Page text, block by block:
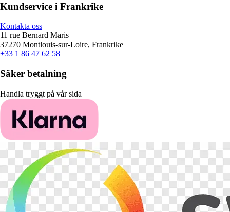
Kundservice i Frankrike
Kontakta oss
11 rue Bernard Maris
37270 Montlouis-sur-Loire, Frankrike
+33 1 86 47 62 58
Säker betalning
Handla tryggt på vår sida